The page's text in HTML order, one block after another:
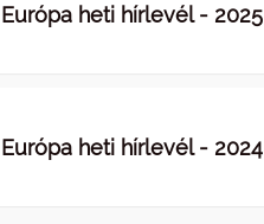
heti hírlevél - 2025
heti hírlevél - 2024